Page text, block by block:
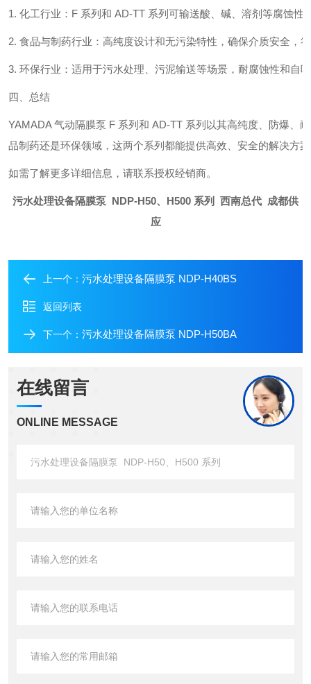
1. 化工行业：F 系列和 AD-TT 系列可输送酸、碱、溶剂等腐蚀性
2. 食品与制药行业：高纯度设计和无污染特性，确保介质安全，
3. 环保行业：适用于污水处理、污泥输送等场景，耐腐蚀性和自
四、总结
YAMADA 气动隔膜泵 F 系列和 AD-TT 系列以其高纯度、防爆、
品制药还是环保领域，这两个系列都能提供高效、安全的解决方
如需了解更多详细信息，请联系授权经销商。
污水处理设备隔膜泵 NDP-H50、H500 系列 西南总代 成都供
应
上一个： 污水处理设备隔膜泵 NDP-H40BS
返回列表
下一个： 污水处理设备隔膜泵 NDP-H50BA
在线留言
ONLINE MESSAGE